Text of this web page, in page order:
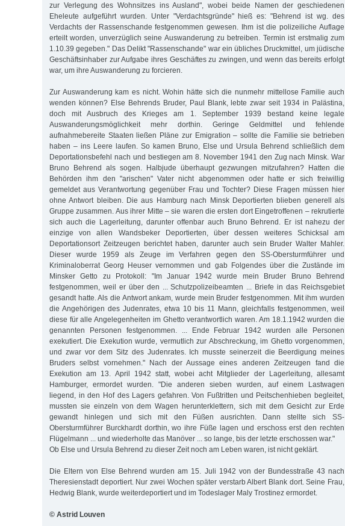
zur Verlegung des Wohnsitzes ins Ausland", wobei beide Namen der geschiedenen
Eheleute aufgeführt wurden. Unter "Verdachtsgründe" hieß es: "Behrend ist wg. des
Verdachts der Rassenschande festgenommen gewesen. Ihm ist die polizeiliche Auflage
erteilt worden, unverzüglich seine Auswanderung zu betreiben. Termin ist erstmalig zum
1.10.39 gegeben." Das Delikt "Rassenschande" war ein übliches Druckmittel, um jüdische
Geschäftsinhaber zur Aufgabe ihres Geschäftes zu zwingen, und wenn das bereits erfolgt
war, um ihre Auswanderung zu forcieren.
Zur Auswanderung kam es nicht. Wohin hätte sich die nunmehr mittellose Familie auch
wenden können? Else Behrends Bruder, Paul Blank, lebte zwar seit 1934 in Palästina,
doch mit Ausbruch des Krieges am 1. September 1939 bestand keine legale
Auswanderungsmöglichkeit mehr dorthin. Geringe Geldmittel und fehlende
aufnahmebereite Staaten ließen Pläne zur Emigration – sollte die Familie sie betrieben
haben – ins Leere laufen. So kamen Bruno, Else und Ursula Behrend schließlich dem
Deportationsbefehl nach und bestiegen am 8. November 1941 den Zug nach Minsk. War
Bruno Behrend als sogen. Halbjude überhaupt gezwungen mitzufahren? Hatten die
Behörden ihm den "arischen" Vater nicht abgenommen oder hatte er sich freiwillig
gemeldet aus Verantwortung gegenüber Frau und Tochter? Diese Fragen müssen hier
ohne Antwort bleiben. Die aus Hamburg nach Minsk Deportierten blieben generell als
Gruppe zusammen. Aus ihrer Mitte – sie waren die ersten dort Eingetroffenen – rekrutierte
sich auch die Lagerleitung, darunter offenbar auch Bruno Behrend. Er ist nahezu der
einzige von allen Wandsbeker Deportierten, über dessen weiteres Schicksal am
Deportationsort Zeitzeugen berichtet haben, darunter auch sein Bruder Walter Mahler.
Dieser wurde 1959 als Zeuge im Verfahren gegen den SS-Obersturmführer und
Kriminaloberrat Georg Heuser vernommen und gab Folgendes über die Zustände im
Minsker Getto zu Protokoll: "Im Januar 1942 wurde mein Bruder Bruno Behrend
festgenommen, weil er über den ... Schutzpolizeibeamten ... Briefe in das Reichsgebiet
gesandt hatte. Als die Antwort ankam, wurde mein Bruder festgenommen. Mit ihm wurden
die Angehörigen des Judenrates, etwa 10 bis 11 Mann, gleichfalls festgenommen, weil
diese für alle Angelegenheiten im Ghetto verantwortlich waren. Am 18.1.1942 wurden die
genannten Personen festgenommen. ... Ende Februar 1942 wurden alle Personen
exekutiert. Die Exekution wurde, vermutlich zur Abschreckung, im Ghetto vorgenommen,
und zwar vor dem Sitz des Judenrates. Ich musste seinerzeit die Beerdigung meines
Bruders selbst vornehmen." Nach der Aussage eines anderen Zeitzeugen fand die
Exekution am 13. April 1942 statt, wobei acht Mitglieder der Lagerleitung, allesamt
Hamburger, ermordet wurden. "Die anderen sieben wurden, auf einem Lastwagen
liegend, in den Hof des Lagers gefahren. Von Fußtritten und Peitschenhieben begleitet,
mussten sie einzeln von dem Wagen herunterklettern, sich mit dem Gesicht zur Erde
gewandt hinlegen und sich mit den Füßen ausrichten. Dann stellte sich SS-
Obersturmführer Burckhardt dorthin, wo ihre Füße lagen und erschoss erst den rechten
Flügelmann ... und wiederholte das Manöver ... so lange, bis der letzte erschossen war."
Ob Else und Ursula Behrend zu dieser Zeit noch am Leben waren, ist nicht geklärt.
Die Eltern von Else Behrend wurden am 15. Juli 1942 von der Bundesstraße 43 nach
Theresienstadt deportiert. Nur zwei Wochen später verstarb Albert Blank dort. Seine Frau,
Hedwig Blank, wurde weiterdeportiert und im Todeslager Maly Trostinez ermordet.
© Astrid Louven